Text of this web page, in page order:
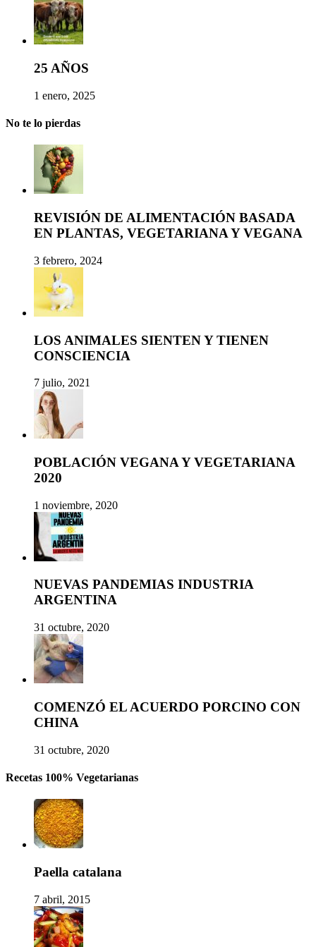
25 AÑOS
1 enero, 2025
No te lo pierdas
REVISIÓN DE ALIMENTACIÓN BASADA
EN PLANTAS, VEGETARIANA Y VEGANA
3 febrero, 2024
LOS ANIMALES SIENTEN Y TIENEN
CONSCIENCIA
7 julio, 2021
POBLACIÓN VEGANA Y VEGETARIANA
2020
1 noviembre, 2020
NUEVAS PANDEMIAS INDUSTRIA
ARGENTINA
31 octubre, 2020
COMENZÓ EL ACUERDO PORCINO CON
CHINA
31 octubre, 2020
Recetas 100% Vegetarianas
Paella catalana
7 abril, 2015